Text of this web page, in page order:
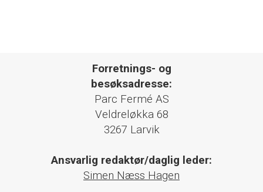
Forretnings- og
besøksadresse:
Parc Fermé AS
Veldreløkka 68
3267 Larvik
Ansvarlig redaktør/daglig leder:
Simen Næss Hagen